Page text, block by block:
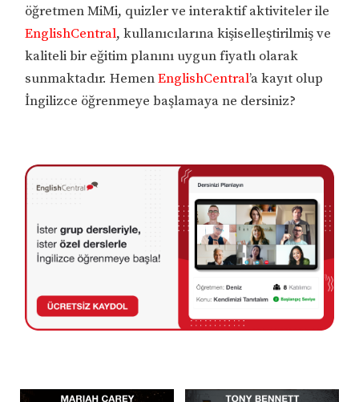
öğretmen MiMi, quizler ve interaktif aktiviteler ile
EnglishCentral, kullanıcılarına kişiselleştirilmiş ve
kaliteli bir eğitim planını uygun fiyatlı olarak
sunmaktadır. HemenEnglishCentral’a kayıt olup
İngilizce öğrenmeye başlamaya ne dersiniz?